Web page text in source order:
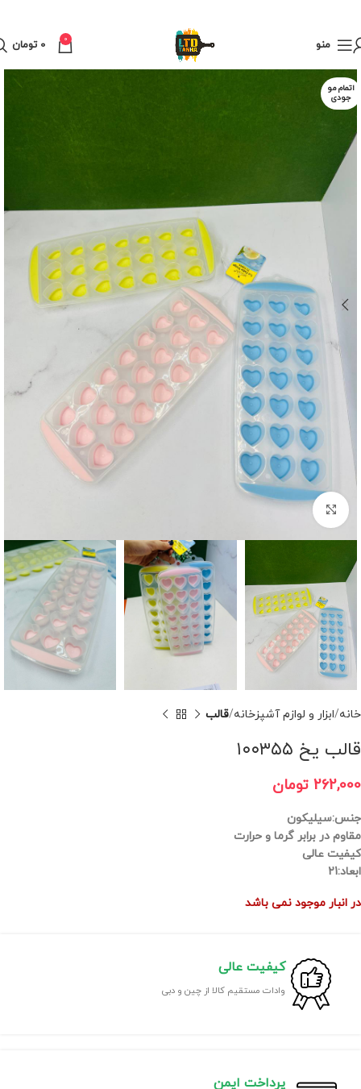
منو 0
0 تومان
اتمام مو
جودی
برای بزرگنمایی کلیک کنید
خانه ابزار و لوازم آشپزخانه قالب
قالب یخ ۱۰۰۳۵۵
262,000 تومان
جنس:سیلیکون
مقاوم در برابر گرما و حرارت
کیفیت عالی
ابعاد:21
در انبار موجود نمی باشد
کیفیت عالی
وادات مستقیم کالا از چین و دبی
پرداخت ایمن